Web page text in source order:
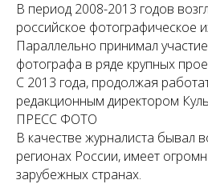
В период 2008-2013 годов
российское фотографическое
Параллельно принимал
фотографа в ряде крупных
С 2013 года, продолжая
редакционным директором
ПРЕСС ФОТО
В качестве журналиста бывал
регионах России, имеет
зарубежных странах.